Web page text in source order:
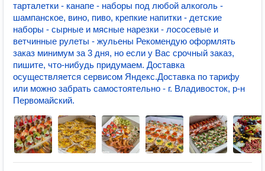
тарталетки - канапе - наборы под любой алкоголь -
шампанское, вино, пиво, крепкие напитки - детские
наборы - сырные и мясные нарезки - лососевые и
ветчинные рулеты - жульены Рекомендую оформлять
заказ минимум за 3 дня, но если у Вас срочный заказ,
пишите, что-нибудь придумаем. Доставка
осуществляется сервисом Яндекс.Доставка по тарифу
или можно забрать самостоятельно - г. Владивосток, р-н
Первомайский.